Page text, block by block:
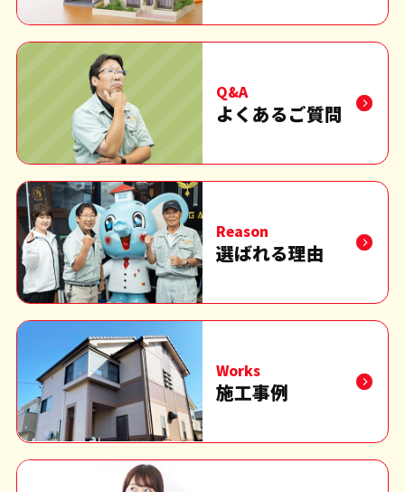
Q&A
よくあるご質問
Reason
選ばれる理由
Works
施工事例